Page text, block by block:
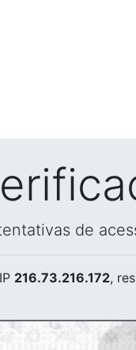
de
216.73.216.172,